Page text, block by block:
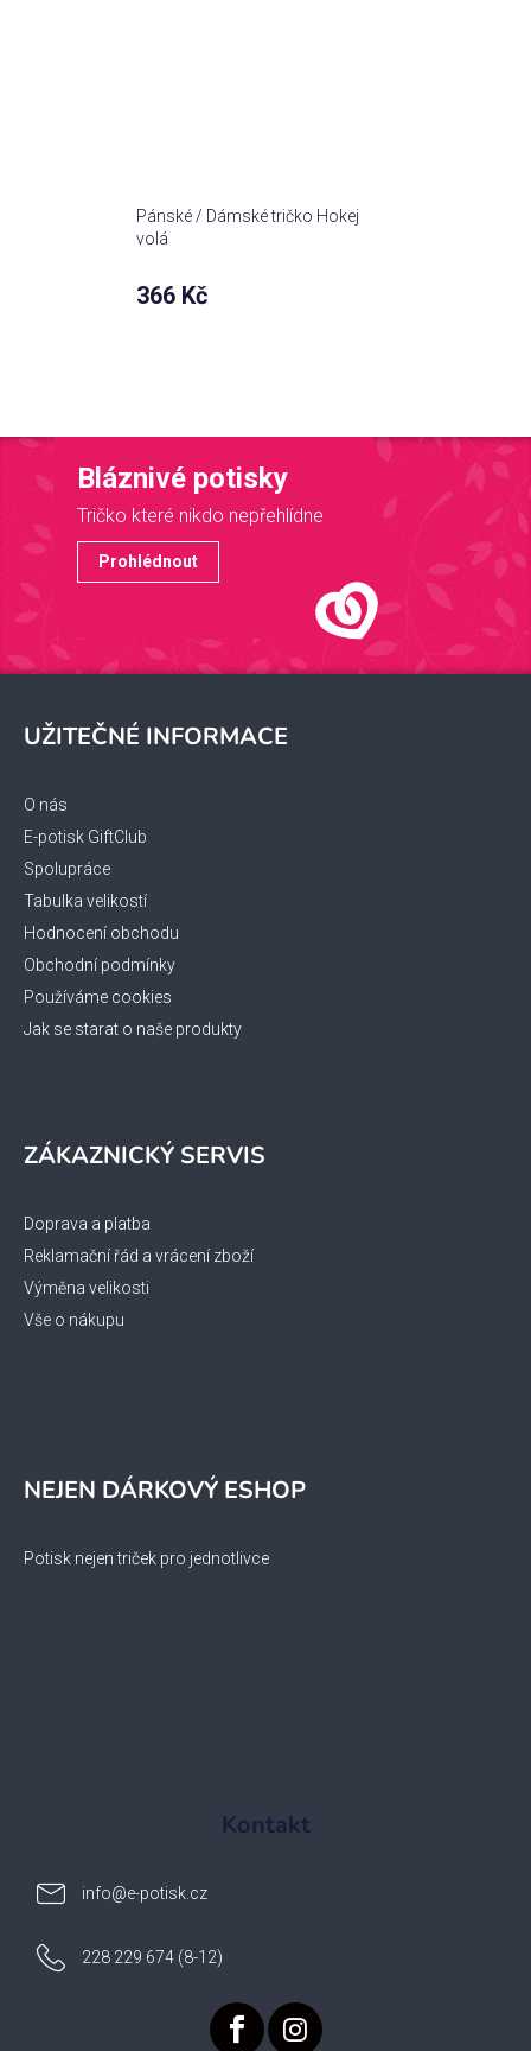
Pánské / Dámské tričko Hokej
volá
366 Kč
Bláznivé potisky
Tričko které nikdo nepřehlídne
Prohlédnout
UŽITEČNÉ INFORMACE
O nás
E-potisk GiftClub
Spolupráce
Tabulka velikostí
Hodnocení obchodu
Obchodní podmínky
Používáme cookies
Jak se starat o naše produkty
ZÁKAZNICKÝ SERVIS
Doprava a platba
Reklamační řád a vrácení zboží
Výměna velikosti
Vše o nákupu
NEJEN DÁRKOVÝ ESHOP
Potisk nejen triček pro jednotlivce
Kontakt
info@e-potisk.cz
228 229 674 (8-12)